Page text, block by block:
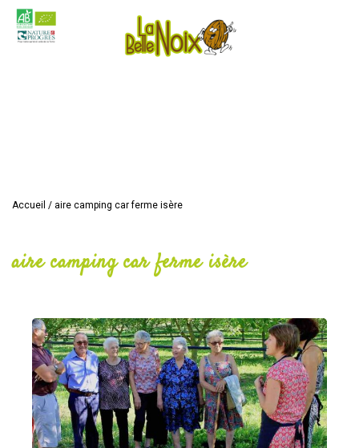
Accueil / aire camping car ferme isère
aire camping car ferme isère